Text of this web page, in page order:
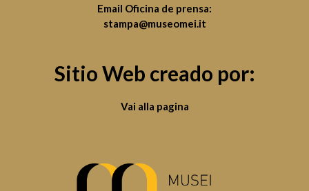
Email Oficina de prensa:
stampa@museomei.it
Sitio Web creado por:
Vai alla pagina